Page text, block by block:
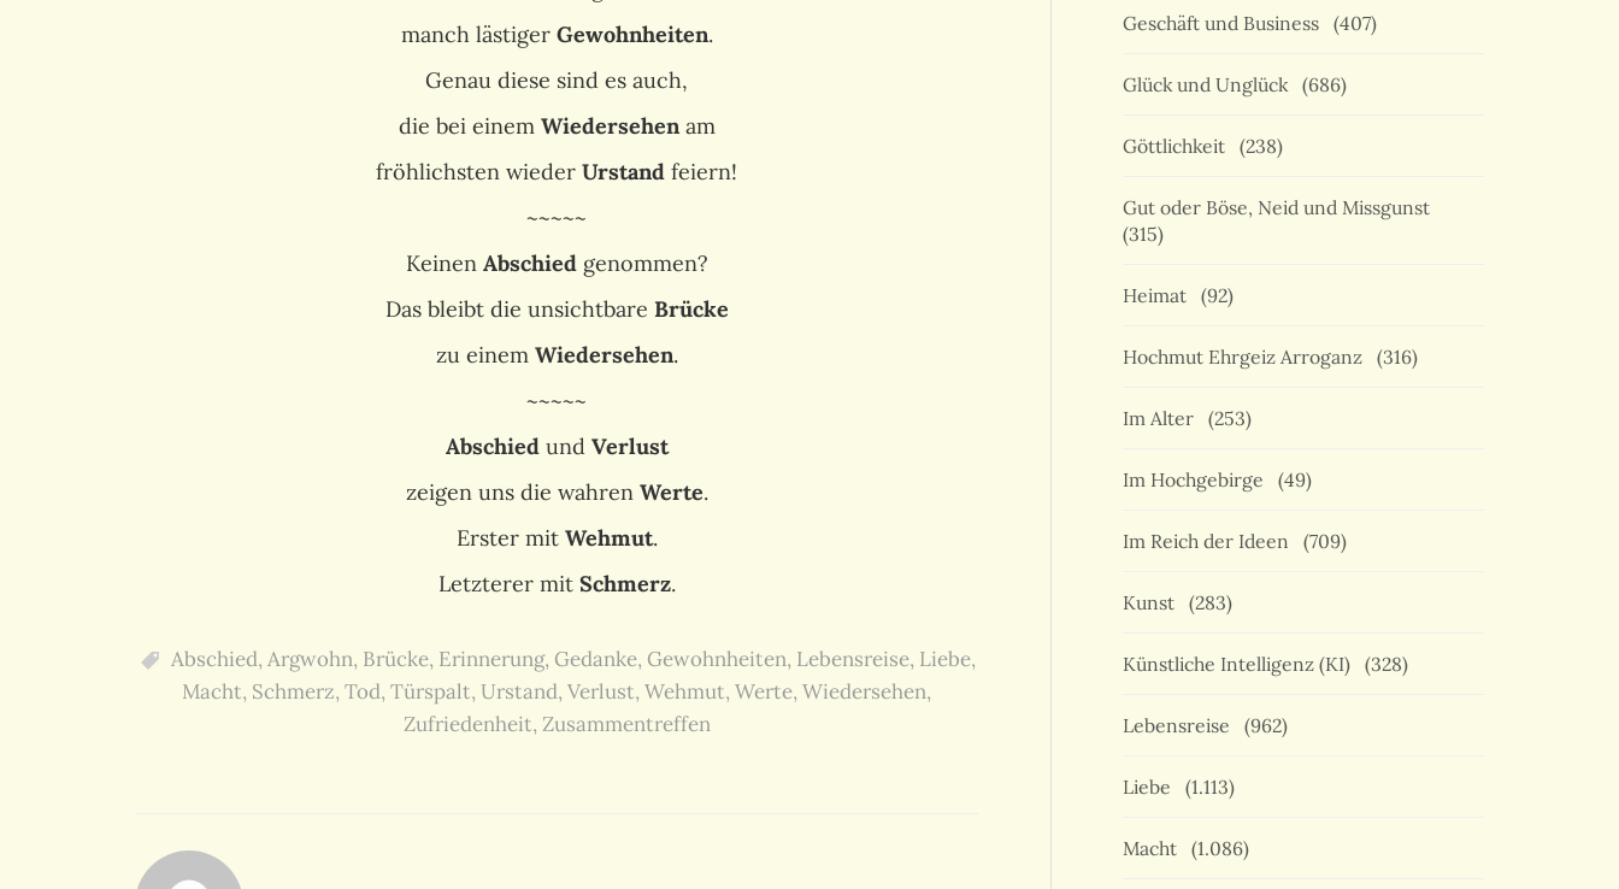
manch lästiger Gewohnheiten.
Genau diese sind es auch,
die bei einem Wiedersehenam
fröhlichsten wieder Urstand feiern!
~~~~~
Keinen Abschiedgenommen?
Das bleibt die unsichtbare Brücke
zu einem Wiedersehen.
~~~~~
Abschiedund Verlust
zeigen uns die wahren Werte.
Erster mit Wehmut.
Letzterer mit Schmerz.
Abschied, Argwohn, Brücke, Erinnerung, Gedanke, Gewohnheiten, Lebensreise, Liebe,
Macht, Schmerz, Tod, Türspalt, Urstand, Verlust, Wehmut, Werte, Wiedersehen,
Zufriedenheit, Zusammentreffen
Geschäft und Business (407)
Glück und Unglück (686)
Göttlichkeit (238)
Gut oder Böse, Neid und Missgunst
(315)
Heimat (92)
Hochmut Ehrgeiz Arroganz (316)
Im Alter (253)
Im Hochgebirge (49)
Im Reich der Ideen (709)
Kunst (283)
Künstliche Intelligenz (KI) (328)
Lebensreise (962)
Liebe (1.113)
Macht (1.086)